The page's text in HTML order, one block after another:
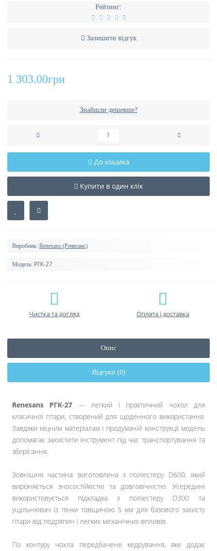
Рейтинг:
Залишити відгук
1 303.00грн
Знайшли дешевше?
До кошика
Купити в один клік
Виробник: Renesans (Ренесанс)
Модель: РГК-27
Чистка та догляд Оплата і доставка
Опис
Відгуки (0)
Renesans РГК-27 — легкий і практичний чохол для
класичної гітари, створений для щоденного використання.
Завдяки міцним матеріалам і продуманій конструкції модель
допомагає захистити інструмент під час транспортування та
зберігання.
Зовнішня частина виготовлена з поліестеру D600, який
вирізняється зносостійкістю та довговічністю. Усередині
використовується підкладка з поліестеру D300 та
ущільнювач із пінки товщиною 5 мм для базового захисту
гітари від подряпин і легких механічних впливів.
По контуру чохла передбачене кедрування, яке додає